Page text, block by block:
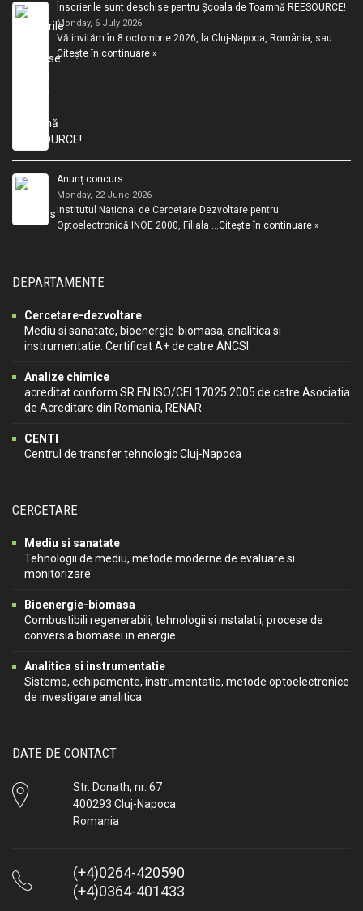
Înscrierile sunt deschise pentru Școala de Toamnă REESOURCE!
Monday, 6 July 2026
Vă invităm în 8 octombrie 2026, la Cluj-Napoca, România, sau …
Citește în continuare »
Anunț concurs
Monday, 22 June 2026
Institutul Național de Cercetare Dezvoltare pentru
Optoelectronică INOE 2000, Filiala … Citește în continuare »
DEPARTAMENTE
Cercetare-dezvoltare
Mediu si sanatate, bioenergie-biomasa, analitica si
instrumentatie. Certificat A+ de catre ANCSI.
Analize chimice
acreditat conform SR EN ISO/CEI 17025:2005 de catre Asociatia
de Acreditare din Romania, RENAR
CENTI
Centrul de transfer tehnologic Cluj-Napoca
CERCETARE
Mediu si sanatate
Tehnologii de mediu, metode moderne de evaluare si
monitorizare
Bioenergie-biomasa
Combustibili regenerabili, tehnologii si instalatii, procese de
conversia biomasei in energie
Analitica si instrumentatie
Sisteme, echipamente, instrumentatie, metode optoelectronice
de investigare analitica
DATE DE CONTACT
Str. Donath, nr. 67
400293 Cluj-Napoca
Romania
(+4)0264-420590
(+4)0364-401433